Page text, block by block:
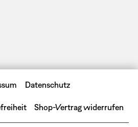
Datenschutz
Shop-Vertrag widerrufen